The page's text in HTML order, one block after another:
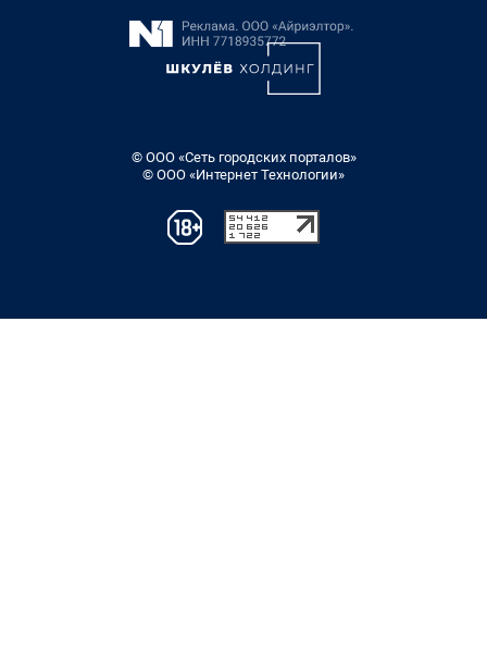
© ООО «Сеть городских порталов»
© ООО «Интернет Технологии»